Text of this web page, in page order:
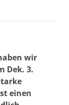
wir
Dek. 3.
einen